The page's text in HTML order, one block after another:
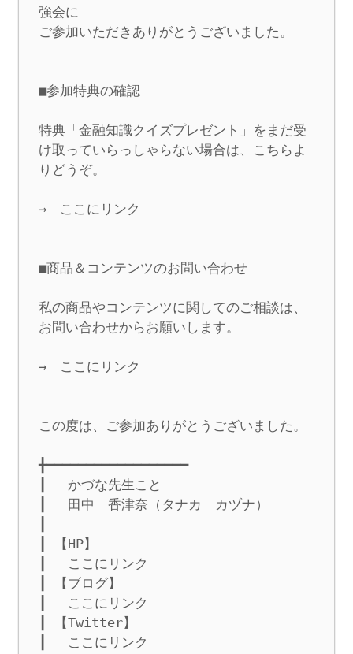
強会に
ご参加いただきありがとうございました。
■参加特典の確認
特典「金融知識クイズプレゼント」をまだ受
け取っていらっしゃらない場合は、こちらよ
りどうぞ。
→　ここにリンク
■商品＆コンテンツのお問い合わせ
私の商品やコンテンツに関してのご相談は、
お問い合わせからお願いします。
→　ここにリンク
この度は、ご参加ありがとうございました。
╋━━━━━━━━━━━━━━━━━━
┃　 かづな先生こと
┃　 田中　香津奈（タナカ　カヅナ）
┃ 【HP】
┃　 ここにリンク
┃ 【ブログ】
┃　 ここにリンク
┃ 【Twitter】
┃　 ここにリンク